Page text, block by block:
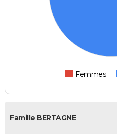
Femmes
Famille BERTAGNE